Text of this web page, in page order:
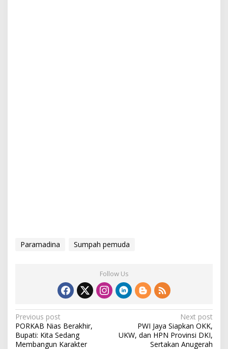
Paramadina Sumpah pemuda
Follow Us
P
o
Previous post
PORKAB Nias Berakhir,
Bupati: Kita Sedang
Membangun Karakter
Next post
PWI Jaya Siapkan OKK,
UKW, dan HPN Provinsi DKI,
Sertakan Anugerah